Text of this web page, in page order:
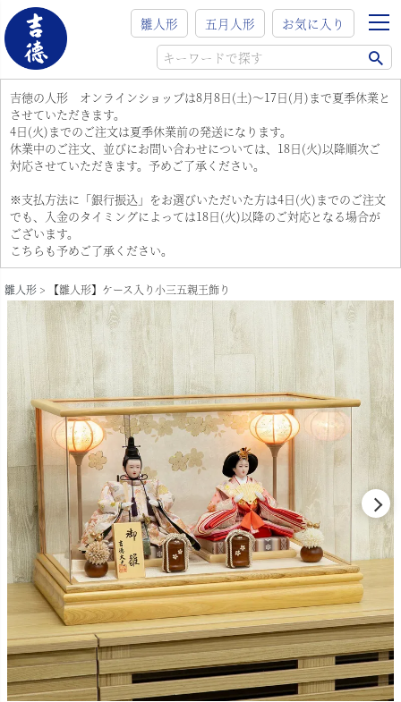
雛人形 五月人形 お気に入り
吉徳の人形 オンラインショップは8月8日(土)～17日(月)まで夏季休業と
させていただきます。
4日(火)までのご注文は夏季休業前の発送になります。
休業中のご注文、並びにお問い合わせについては、18日(火)以降順次ご
対応させていただきます。予めご了承ください。
※支払方法に「銀行振込」をお選びいただいた方は4日(火)までのご注文
でも、入金のタイミングによっては18日(火)以降のご対応となる場合が
ございます。
こちらも予めご了承ください。
雛人形 【雛人形】ケース入り小三五親王飾り